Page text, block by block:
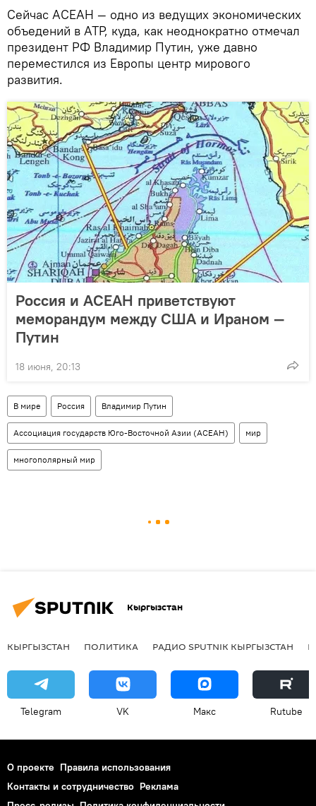
Сейчас АСЕАН — одно из ведущих экономических
объедений в АТР, куда, как неоднократно отмечал
президент РФ Владимир Путин, уже давно
переместился из Европы центр мирового
развития.
Россия и АСЕАН приветствуют
меморандум между США и Ираном —
Путин
18 июня, 20:13
В мире Россия Владимир Путин
Ассоциация государств Юго-Восточной Азии (АСЕАН) мир
многополярный мир
Кыргызстан
КЫРГЫЗСТАН ПОЛИТИКА РАДИО SPUTNIK КЫРГЫЗСТАН
Telegram VK Макс Rutube
О проекте Правила использования
Контакты и сотрудничество Реклама